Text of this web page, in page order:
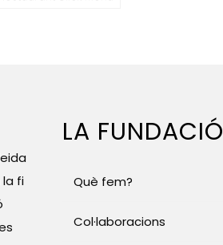
la fi
LA FUNDACIÓ
Què fem?
Col·laboracions